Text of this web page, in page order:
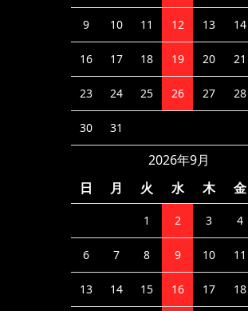
9 10 11 12 13 14
16 17 18 19 20 21
23 24 25 26 27 28
30 31
2026年9月
日
月 火 水 木 金
1 2 3 4
6 7 8 9 10 11
13 14 15 16 17 18